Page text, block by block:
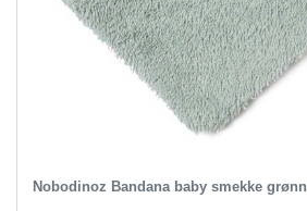
Nobodinoz Bandana baby smekke grønn